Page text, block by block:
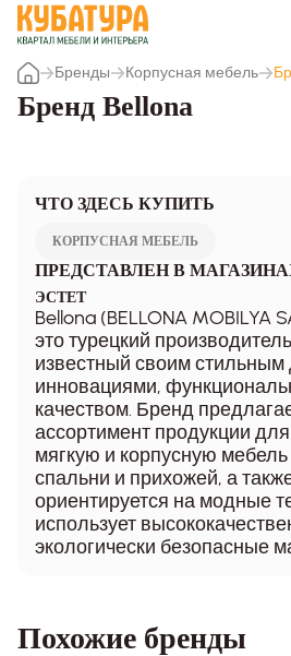
Бренды
Корпусная мебель
Бренд Bellona
ЧТО ЗДЕСЬ КУПИТЬ
КОРПУСНАЯ МЕБЕЛЬ
ПРЕДСТАВЛЕН В
ЭСТЕТ
Bellona (BELLONA MOBILYA
это турецкий
известный своим стильным
инновациями,
качеством. Бренд
ассортимент продукции
мягкую и корпусную мебель
спальни и прихожей, а
ориентируется на модные
использует
экологически безопасные
Похожие бренды